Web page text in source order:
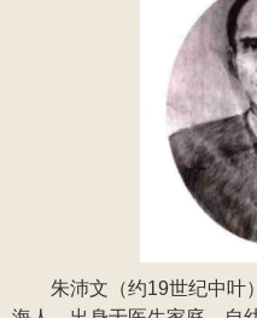
朱沛文（约19世纪中叶